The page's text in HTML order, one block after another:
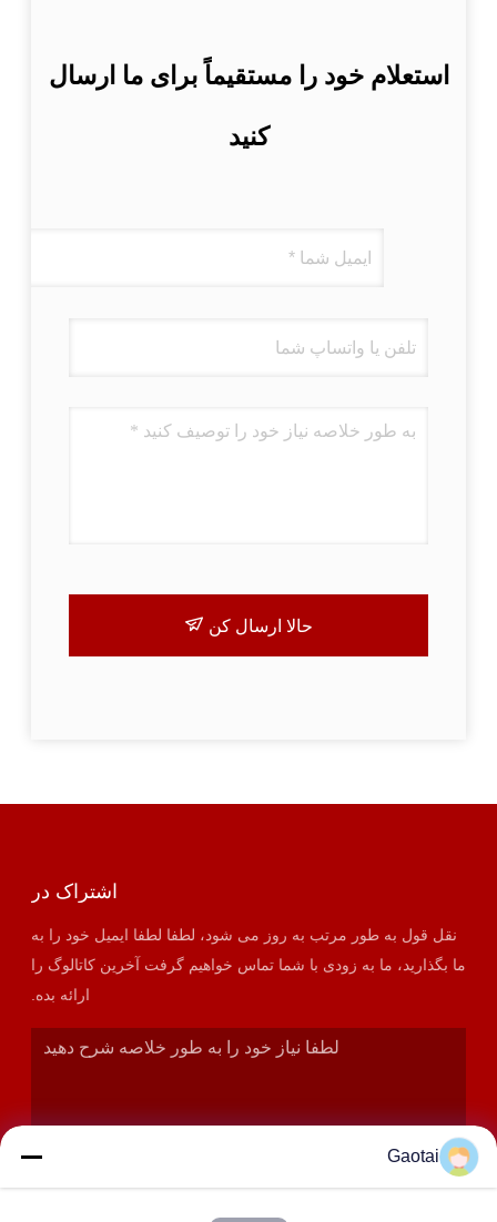
استعلام خود را مستقیماً برای ما ارسال
کنید
حالا ارسال کن
اشتراک در
نقل قول به طور مرتب به روز می شود، لطفا لطفا ایمیل خود را به
ما بگذارید، ما به زودی با شما تماس خواهیم گرفت آخرین کاتالوگ را
ارائه بده.
Gaotai